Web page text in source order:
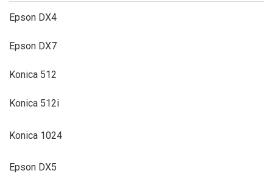
Epson DX4
Epson DX7
Konica 512
Konica 512i
Konica 1024
Epson DX5